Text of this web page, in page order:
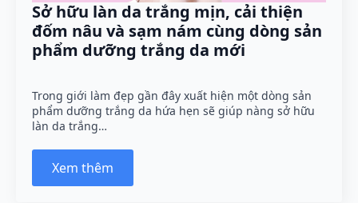
Sở hữu làn da trắng mịn, cải thiện
đốm nâu và sạm nám cùng dòng sản
phẩm dưỡng trắng da mới
Trong giới làm đẹp gần đây xuất hiện một dòng sản
phẩm dưỡng trắng da hứa hẹn sẽ giúp nàng sở hữu
làn da trắng…
Xem thêm